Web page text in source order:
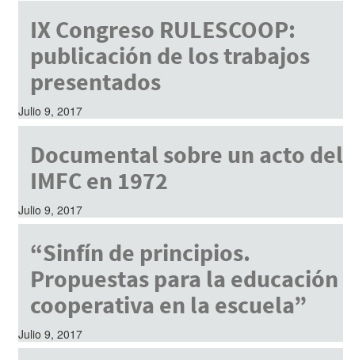
IX Congreso RULESCOOP:
publicación de los trabajos
presentados
Julio 9, 2017
Documental sobre un acto del
IMFC en 1972
Julio 9, 2017
“Sinfín de principios.
Propuestas para la educación
cooperativa en la escuela”
Julio 9, 2017